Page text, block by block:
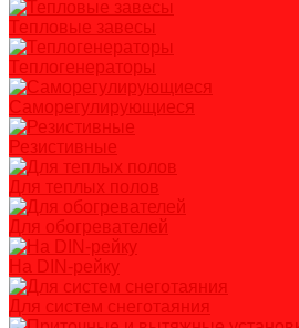
Тепловые завесы
Теплогенераторы
Саморегулирующиеся
Резистивные
Для теплых полов
Для обогревателей
На DIN-рейку
Для систем снеготаяния